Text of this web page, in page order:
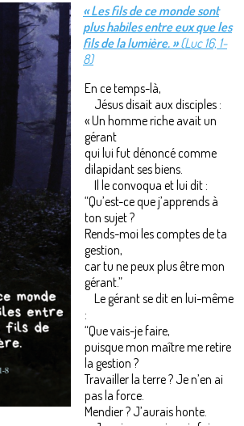
« Les fils de ce monde sont
plus habiles entre eux que les
fils de la lumière. »(Luc 16, 1-
8)
En ce temps-là,
Jésus disait aux disciples :
« Un homme riche avait un
gérant
qui lui fut dénoncé comme
dilapidant ses biens.
Il le convoqua et lui dit :
“Qu’est-ce que j’apprends à
ton sujet ?
Rends-moi les comptes de ta
gestion,
car tu ne peux plus être mon
gérant.”
Le gérant se dit en lui-même
:
“Que vais-je faire,
puisque mon maître me retire
la gestion ?
Travailler la terre ? Je n’en ai
pas la force.
Mendier ? J’aurais honte.